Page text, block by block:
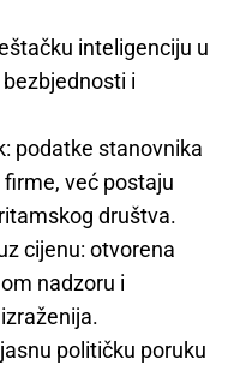
inteligenciju u
i
podatke stanovnika
već postaju
društva.
cijenu: otvorena
nadzoru i
političku poruku